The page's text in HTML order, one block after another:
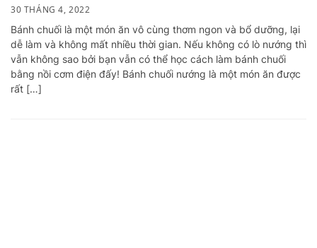
30 THÁNG 4, 2022
Bánh chuối là một món ăn vô cùng thơm ngon và bổ dưỡng, lại
dễ làm và không mất nhiều thời gian. Nếu không có lò nướng thì
vẫn không sao bởi bạn vẫn có thể học cách làm bánh chuối
bằng nồi cơm điện đấy! Bánh chuối nướng là một món ăn được
rất […]